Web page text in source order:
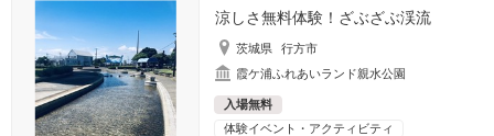
涼しさ無料体験！ざぶざぶ渓流
茨城県
行方市
霞ケ浦ふれあいランド親水公園
入場無料
体験イベント・アクティビティ